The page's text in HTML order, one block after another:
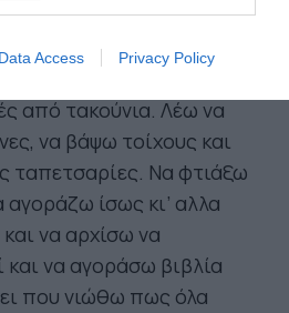
Data Access Privacy Policy
το ίδιο, γεμάτο από
έχουνε βγάλει
από τακούνια. Λέω να
να βάψω τοίχους και
ταπετσαρίες. Να φτιάξω
αγοράζω ίσως κι’ αλλα
να αρχίσω να
να αγοράσω βιβλία
που νιώθω πως όλα